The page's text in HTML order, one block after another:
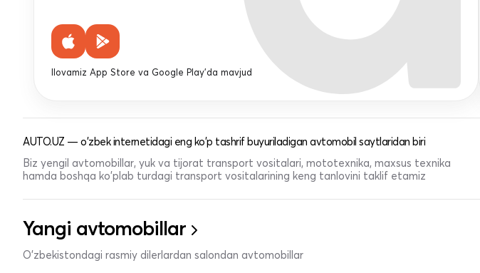
Ilovamiz App Store va Google Play'da mavjud
AUTO.UZ — o'zbek internetidagi eng ko'p tashrif buyuriladigan avtomobil saytlaridan biri
Biz yengil avtomobillar, yuk va tijorat transport vositalari, mototexnika, maxsus texnika
hamda boshqa ko'plab turdagi transport vositalarining keng tanlovini taklif etamiz
Yangi avtomobillar
O'zbekistondagi rasmiy dilerlardan salondan avtomobillar